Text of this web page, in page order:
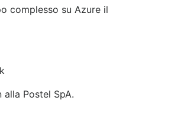
complesso su Azure il
Postel SpA.